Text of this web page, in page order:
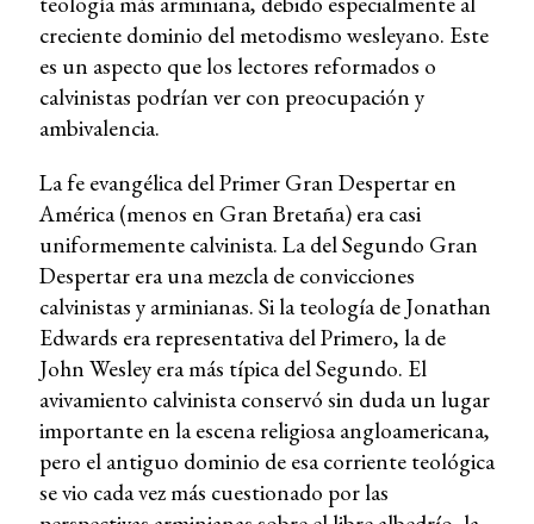
creciente dominio del metodismo wesleyano. Este
es un aspecto que los lectores reformados o
calvinistas podrían ver con preocupación y
ambivalencia.
La fe evangélica del Primer Gran Despertar en
América (menos en Gran Bretaña) era casi
uniformemente calvinista. La del Segundo Gran
Despertar era una mezcla de convicciones
calvinistas y arminianas. Si la teología de Jonathan
Edwards era representativa del Primero, la de
John Wesley era más típica del Segundo. El
avivamiento calvinista conservó sin duda un lugar
importante en la escena religiosa angloamericana,
pero el antiguo dominio de esa corriente teológica
se vio cada vez más cuestionado por las